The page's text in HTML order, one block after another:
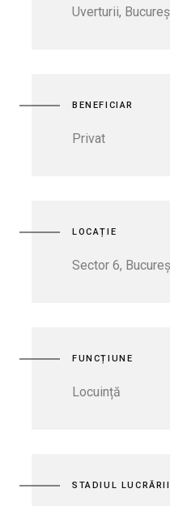
Uverturii,
BENEFICIAR
Privat
LOCAȚIE
Sector 6,
FUNCȚIUNE
Locuință
STADIUL LUCRĂRII